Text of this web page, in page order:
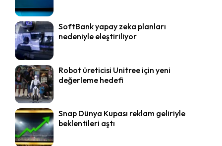
SoftBank yapay zeka planları
nedeniyle eleştiriliyor
Robot üreticisi Unitree için yeni
değerleme hedefi
Snap Dünya Kupası reklam geliriyle
beklentileri aştı